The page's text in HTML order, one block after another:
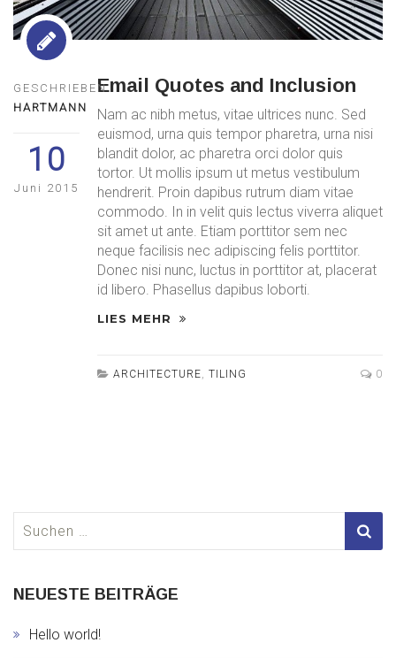
GESCHRIEBEN
HARTMANN
10
Juni 2015
Email Quotes and Inclusion
Nam ac nibh metus, vitae ultrices nunc. Sed
euismod, urna quis tempor pharetra, urna nisi
blandit dolor, ac pharetra orci dolor quis
tortor. Ut mollis ipsum ut metus vestibulum
hendrerit. Proin dapibus rutrum diam vitae
commodo. In in velit quis lectus viverra aliquet
sit amet ut ante. Etiam porttitor sem nec
neque facilisis nec adipiscing felis porttitor.
Donec nisi nunc, luctus in porttitor at, placerat
id libero. Phasellus dapibus loborti.
LIES MEHR
ARCHITECTURE, TILING 0
nach:
NEUESTE BEITRÄGE
Hello world!